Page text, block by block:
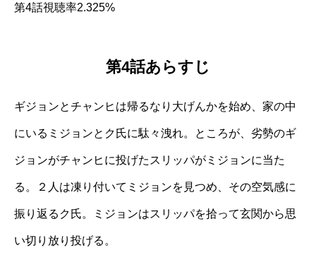
第4話視聴率2.325%
第4話あらすじ
ギジョンとチャンヒは帰るなり大げんかを始め、家の中
にいるミジョンとク氏に駄々洩れ。ところが、劣勢のギ
ジョンがチャンヒに投げたスリッパがミジョンに当た
る。２人は凍り付いてミジョンを見つめ、その空気感に
振り返るク氏。ミジョンはスリッパを拾って玄関から思
い切り放り投げる。